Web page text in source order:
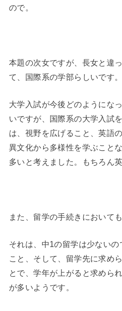
ので。
本題の次女ですが、長女と違
て、国際系の学部らしいです。
大学入試が今後どのようにな
いですが、国際系の大学入試
は、視野を広げること、英語
異文化から多様性を学ぶこと
多いと考えました。もちろん
また、留学の手続きにおいて
それは、中1の留学は少ない
こと、そして、留学先に求め
とで、学年が上がると求めら
が多いようです。